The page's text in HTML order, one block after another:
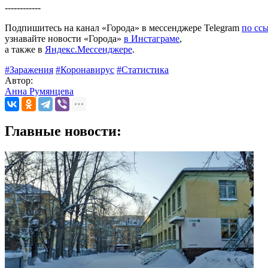
------------
Подпишитесь на канал «Города» в мессенджере Telegram по
узнавайте новости «Города» в Инстаграме,
а также в Яндекс.Мессенджере.
#Заражения #Коронавирус #Статистика
Автор:
Анна Румянцева
Главные новости: